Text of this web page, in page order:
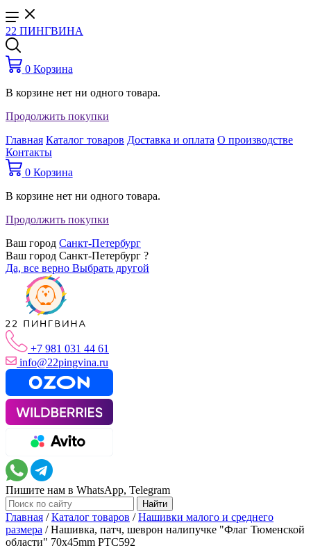
22 ПИНГВИНА
0 Корзина
В корзине нет ни одного товара.
Продолжить покупки
Главная Каталог товаров Доставка и оплата О производстве
Контакты
0 Корзина
В корзине нет ни одного товара.
Продолжить покупки
Ваш город Санкт-Петербург
Ваш город Санкт-Петербург ?
Да, все верно Выбрать другой
+7 981 031 44 61
info@22pingvina.ru
Пишите нам в WhatsApp, Telegram
Главная /Каталог товаров /Нашивки малого и среднего
размера /Нашивка, патч, шеврон налипучке "Флаг Тюменской
области" 70x45mm PTC592